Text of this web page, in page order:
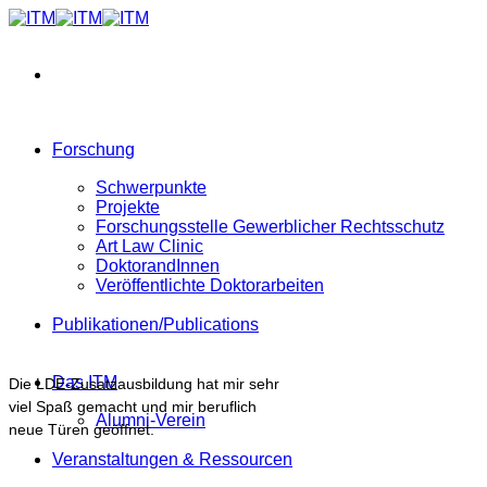
Zum
Forschung
Schwerpunkte
Projekte
Forschungsstelle Gewerblicher Rechtsschutz
Art Law Clinic
DoktorandInnen
Veröffentlichte Doktorarbeiten
Publikationen/Publications
Das ITM
Alumni-Verein
Veranstaltungen & Ressourcen
Die LDE-Zusatzausbildung hat mir sehr
viel Spaß gemacht und mir beruflich
neue Türen geöffnet.